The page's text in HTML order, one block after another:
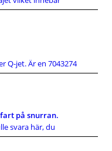
Q-jet. Är en 7043274
fart på snurran.
svara här, du